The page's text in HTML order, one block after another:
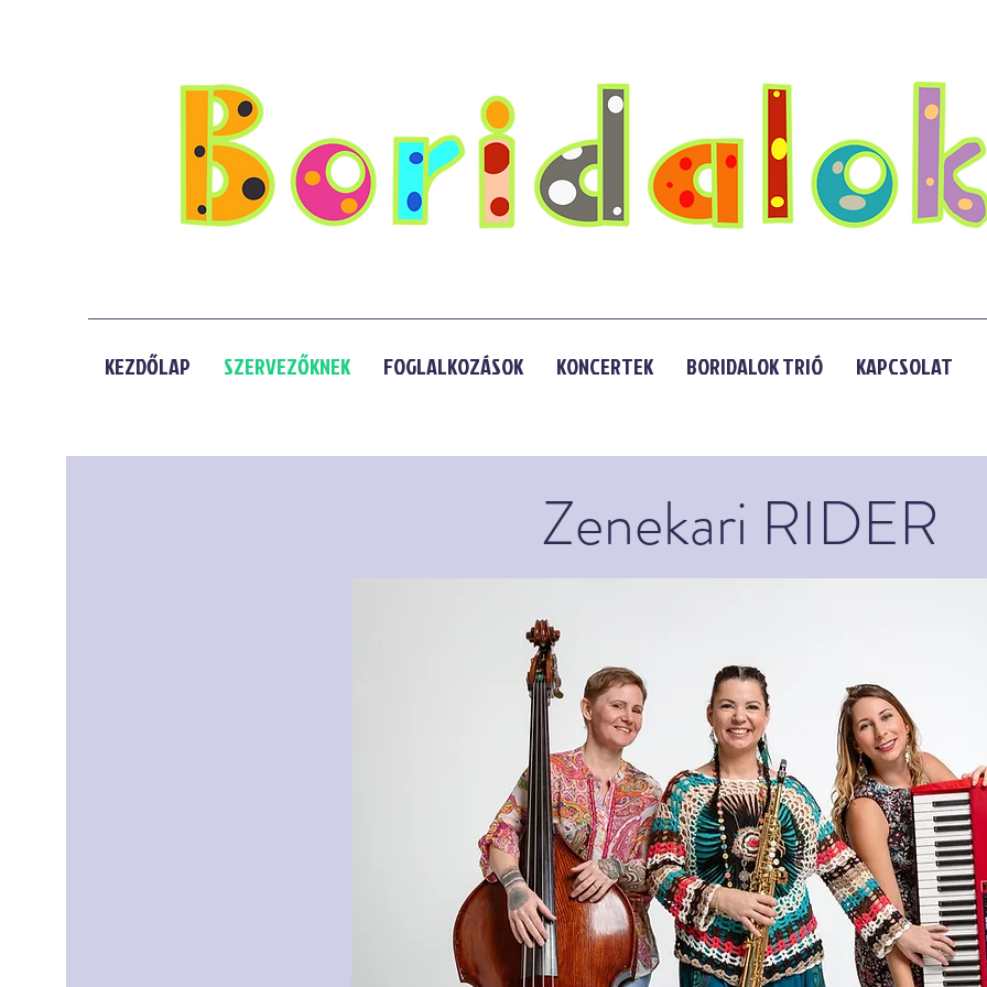
KEZDŐLAP SZERVEZŐKNEK FOGLALKOZÁSOK KONCERTEK BORIDALOK TRIÓ KAPCSOLAT
Zenekari RIDER